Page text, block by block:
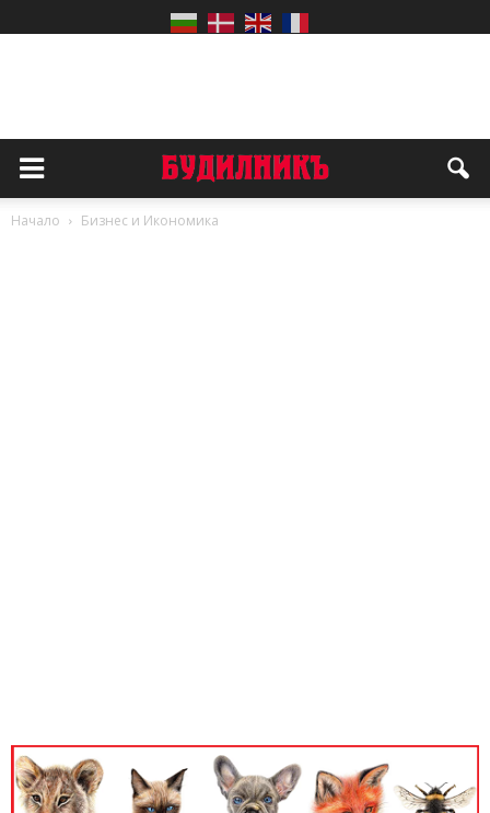
Начало Бизнес и Икономика